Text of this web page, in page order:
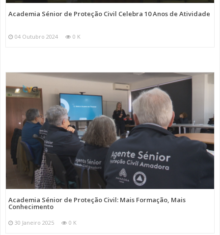
Academia Sénior de Proteção Civil Celebra 10 Anos de Atividade
04 Outubro 2024 0 K
Academia Sénior de Proteção Civil: Mais Formação, Mais
Conhecimento
30 Janeiro 2025 0 K